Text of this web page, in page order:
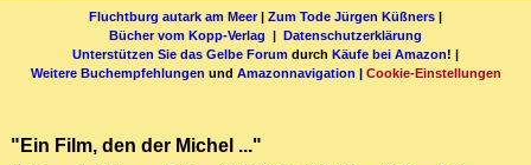
Fluchtburg autark am Meer| Zum Tode Jürgen Küßners |
Bücher vom Kopp-Verlag | Datenschutzerklärung
Unterstützen Sie das Gelbe Forum durch Käufe bei Amazon! |
Weitere Buchempfehlungen und Amazonnavigation | Cookie-Einstellungen
"Ein Film, den der Michel ..."